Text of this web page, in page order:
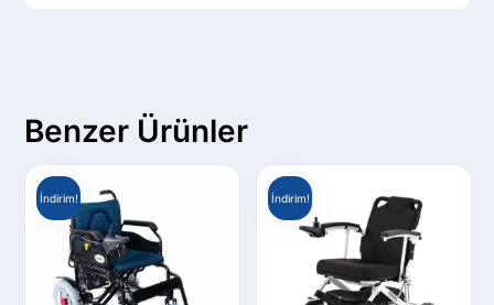
Benzer Ürünler
İndirim! İndirim!